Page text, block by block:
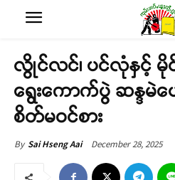
လွိုင်လင်၊ ပင်လုံနှင့် မို
ရွေးကောက်ပွဲ ဆန္ဒမဲပ
စိတ်မဝင်စား
By Sai Hseng Aai December 28, 2025